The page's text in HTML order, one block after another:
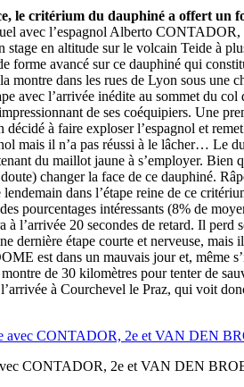
le critérium du dauphiné a offert
avec l’espagnol Alberto
en altitude sur le volcain Teide à
forme avancé sur ce dauphiné qui
montre dans les rues de Lyon sous
avec l’arrivée inédite au sommet du
de ses coéquipiers. Une
à faire exploser l’espagnol et
mais il n’a pas réussi à le lâcher… Le
du maillot jaune à s’employer.
changer la face de ce dauphiné.
dans l’étape reine de ce
pourcentages intéressants (8% de
l’arrivée 20 secondes de retard. Il
étape courte et nerveuse,
est dans un mauvais jour et, même
de 30 kilomètres pour tenter de
à Courchevel le Praz, qui voit
CONTADOR, 2e et VAN DEN